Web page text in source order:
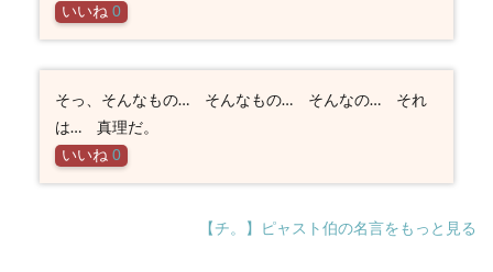
いいね 0
そっ、そんなもの… そんなもの… そんなの… それ
は… 真理だ。
いいね 0
【チ。】ピャスト伯の名言をもっと見る